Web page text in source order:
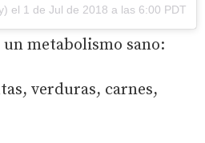
el 1 de Jul de 2018 a las 6:00 PDT
metabolismo sano:
verduras, carnes,